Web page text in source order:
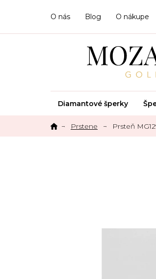
O nás Blog O nákupe
Diamantové šperky
Prstene Prsteň